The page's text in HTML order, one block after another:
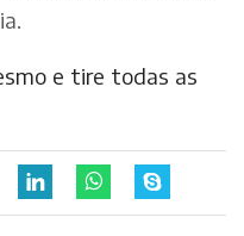
e tire todas as